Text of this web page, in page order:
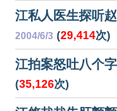
江私人医生探听
2004/6/3 (29,414次)
江拍案怒吐八个
(35,126次)